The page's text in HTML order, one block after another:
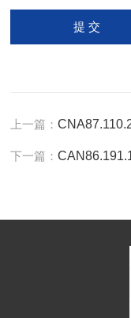
上一篇：
下一篇：